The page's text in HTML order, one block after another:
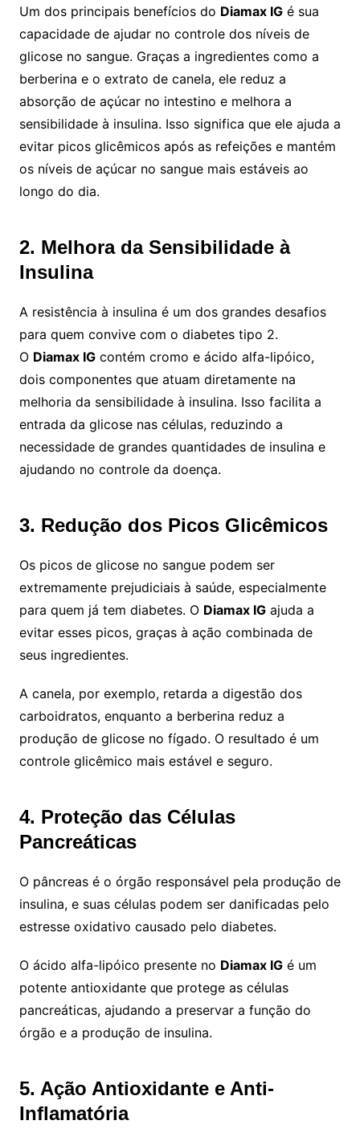
Um dos principais benefícios do Diamax IGé sua
capacidade de ajudar no controle dos níveis de
glicose no sangue. Graças a ingredientes como a
berberina e o extrato de canela, ele reduz a
absorção de açúcar no intestino e melhora a
sensibilidade à insulina. Isso significa que ele ajuda a
evitar picos glicêmicos após as refeições e mantém
os níveis de açúcar no sangue mais estáveis ao
longo do dia.
2. Melhora da Sensibilidade à
Insulina
A resistência à insulina é um dos grandes desafios
para quem convive com o diabetes tipo 2.
O Diamax IGcontém cromo e ácido alfa-lipóico,
dois componentes que atuam diretamente na
melhoria da sensibilidade à insulina. Isso facilita a
entrada da glicose nas células, reduzindo a
necessidade de grandes quantidades de insulina e
ajudando no controle da doença.
3. Redução dos Picos Glicêmicos
Os picos de glicose no sangue podem ser
extremamente prejudiciais à saúde, especialmente
para quem já tem diabetes. O Diamax IGajuda a
evitar esses picos, graças à ação combinada de
seus ingredientes.
A canela, por exemplo, retarda a digestão dos
carboidratos, enquanto a berberina reduz a
produção de glicose no fígado. O resultado é um
controle glicêmico mais estável e seguro.
4. Proteção das Células
Pancreáticas
O pâncreas é o órgão responsável pela produção de
insulina, e suas células podem ser danificadas pelo
estresse oxidativo causado pelo diabetes.
O ácido alfa-lipóico presente no Diamax IGé um
potente antioxidante que protege as células
pancreáticas, ajudando a preservar a função do
órgão e a produção de insulina.
5. Ação Antioxidante e Anti-
Inflamatória